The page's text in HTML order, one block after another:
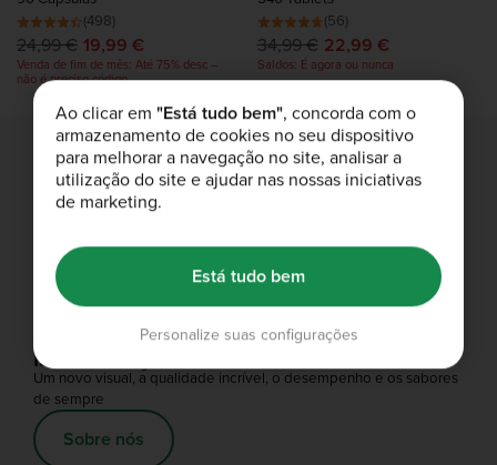
(498)
24,99 € 19,99 €
Venda de fim de mês: Até 75% desc –
não é preciso código
(56)
34,99 € 22,99 €
Saldos: É agora ou nunca
Entrega grátis
Isto é nutrição
Um novo visual, a qualidade incrível, o desempenho e os sabores
de sempre
Sobre nós
Ao clicar em "Está tudo bem", concorda com o
armazenamento de cookies no seu dispositivo
para melhorar a navegação no site, analisar a
utilização do site e ajudar nas nossas iniciativas
de marketing.
Personalize suas configurações
Está tudo bem